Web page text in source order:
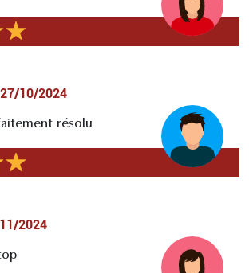
27/10/2024
résolu
2024